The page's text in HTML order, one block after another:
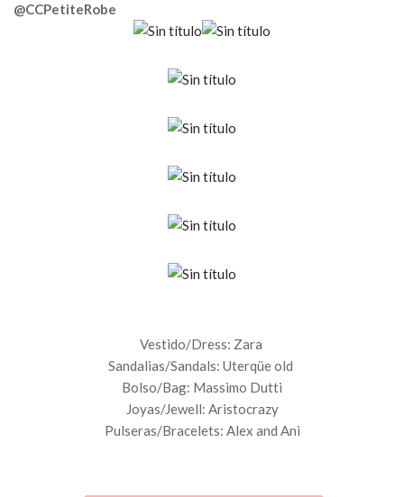
@CCPetiteRobe
Vestido/Dress: Zara
Sandalias/Sandals: Uterqüe old
Bolso/Bag: Massimo Dutti
Joyas/Jewell: Aristocrazy
Pulseras/Bracelets: Alex and Ani